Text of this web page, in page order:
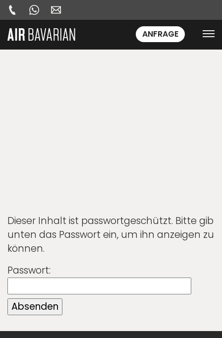
ANFRAGE
Dieser Inhalt ist passwortgeschützt. Bitte gib
unten das Passwort ein, um ihn anzeigen zu
können.
Passwort: